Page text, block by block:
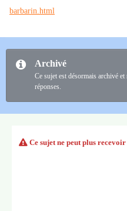
barbarin.html
Archivé
Ce sujet est désormais archivé
réponses.
Ce sujet ne peut plus